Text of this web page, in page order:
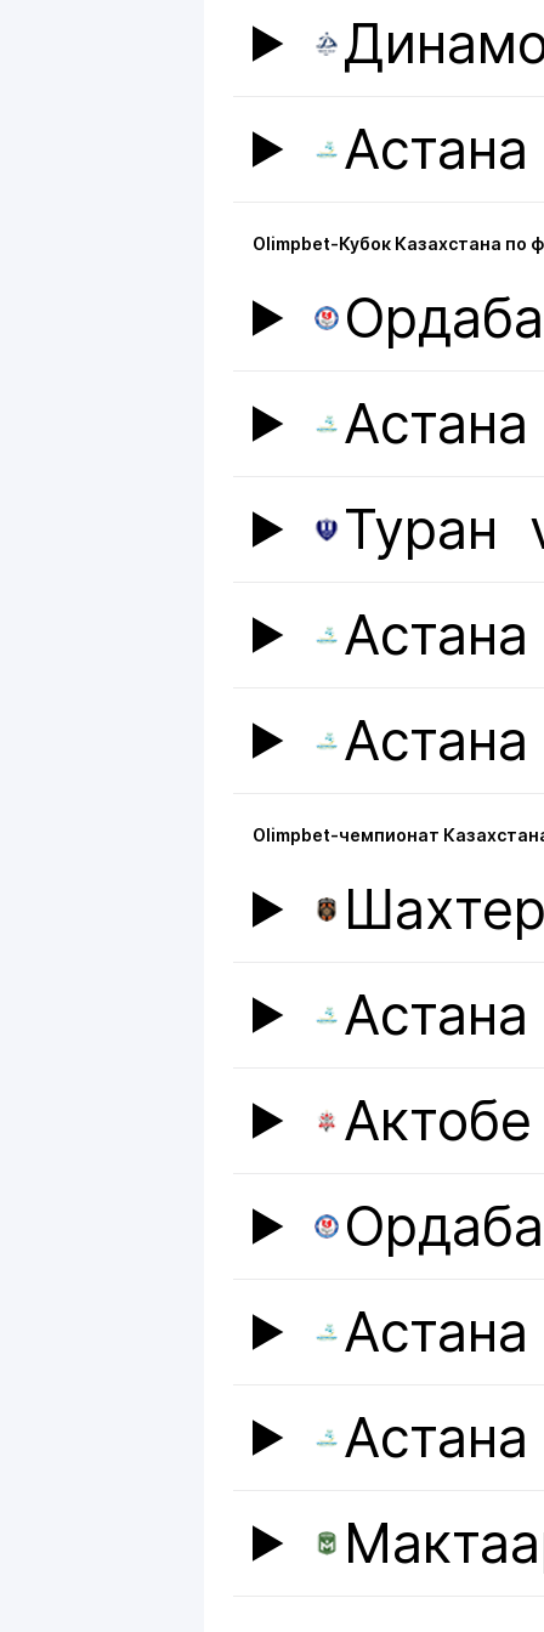
Сборные
2008/09
Казахстан
Казахстан
Командные:
2009 -
2009 -
2015 -
Астана
Olimpbet-Кубок Казахстана по
Астана
Туран
Астана
Астана
Olimpbet-чемпионат
Шахтер
Астана
Актобе
Астана
Астана